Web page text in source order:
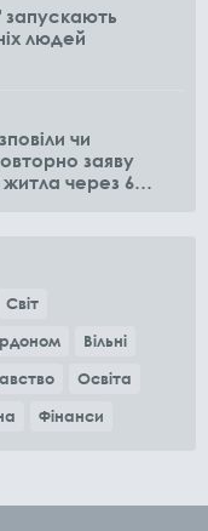
запускають
людей
чи
заяву
через 6
Світ
Вільні
Освіта
Фінанси